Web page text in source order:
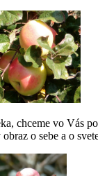
chceme vo Vás
o sebe a o